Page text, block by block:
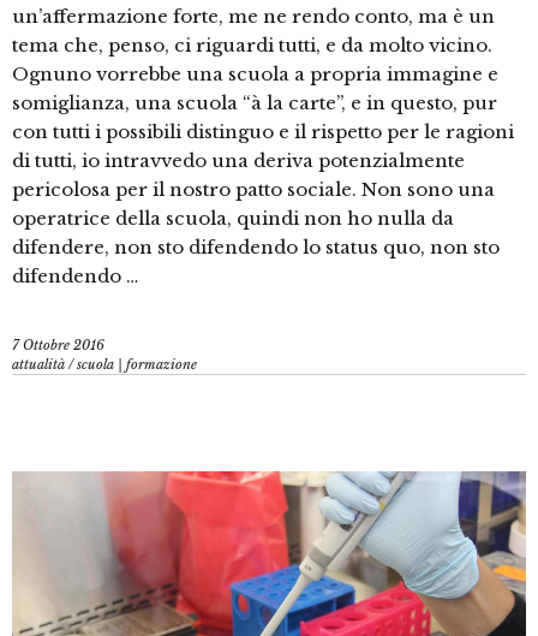
un’affermazione forte, me ne rendo conto, ma è un
tema che, penso, ci riguardi tutti, e da molto vicino.
Ognuno vorrebbe una scuola a propria immagine e
somiglianza, una scuola “à la carte”, e in questo, pur
con tutti i possibili distinguo e il rispetto per le ragioni
di tutti, io intravvedo una deriva potenzialmente
pericolosa per il nostro patto sociale. Non sono una
operatrice della scuola, quindi non ho nulla da
difendere, non sto difendendo lo status quo, non sto
difendendo …
7 Ottobre 2016
attualità /scuola | formazione